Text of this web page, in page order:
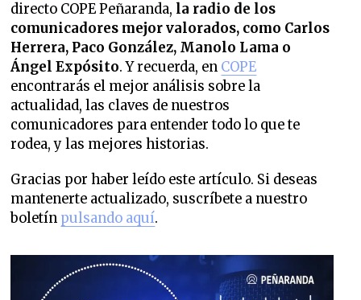
directo COPE Peñaranda, la radio de los
comunicadores mejor valorados, como Carlos
Herrera, Paco González, Manolo Lama o
Ángel Expósito. Y recuerda, en COPE
encontrarás el mejor análisis sobre la
actualidad, las claves de nuestros
comunicadores para entender todo lo que te
rodea, y las mejores historias.
Gracias por haber leído este artículo. Si deseas
mantenerte actualizado, suscríbete a nuestro
boletín pulsando aquí.